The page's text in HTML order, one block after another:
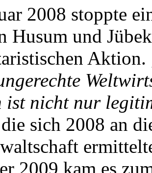
2008 stoppte
Husum und
Aktion.
ist nicht nur
sich 2008 an
2009 kam es